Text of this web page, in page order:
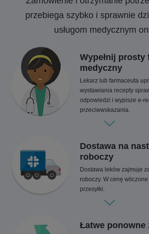
przebiega szybko i sprawnie
usługom medycznym
Wypełnij prosty
medyczny
Lekarz lub farmaceuta
wystawiania recepty
odpowiedzi i wypisze e-
przeciwwskazania.
Dostawa na
roboczy
Dostawa leków zajmuje
roboczy. W cenę
przesyłki.
Łatwe ponowne